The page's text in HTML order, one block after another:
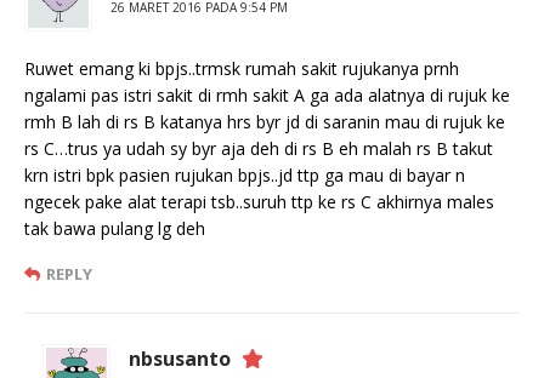
26 MARET 2016 PADA 9:54 PM
Ruwet emang ki bpjs..trmsk rumah sakit rujukanya prnh
ngalami pas istri sakit di rmh sakit A ga ada alatnya di rujuk ke
rmh B lah di rs B katanya hrs byr jd di saranin mau di rujuk ke
rs C…trus ya udah sy byr aja deh di rs B eh malah rs B takut
krn istri bpk pasien rujukan bpjs..jd ttp ga mau di bayar n
ngecek pake alat terapi tsb..suruh ttp ke rs C akhirnya males
tak bawa pulang lg deh
REPLY
nbsusanto